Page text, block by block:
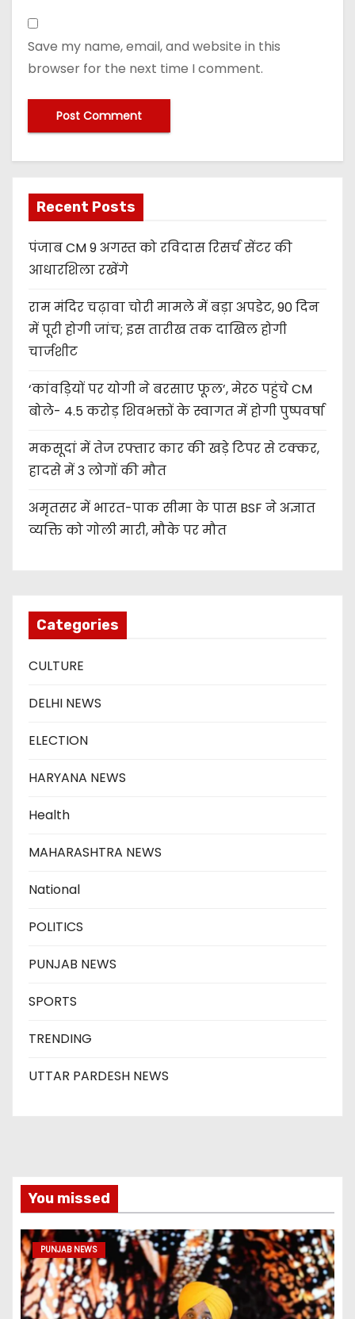
Save my name, email, and website in this
browser for the next time I comment.
Recent Posts
पंजाब CM 9 अगस्त को रविदास रिसर्च सेंटर की
आधारशिला रखेंगे
राम मंदिर चढ़ावा चोरी मामले में बड़ा अपडेट, 90 दिन
में पूरी होगी जांच; इस तारीख तक दाखिल होगी
चार्जशीट
‘कांवड़ियों पर योगी ने बरसाए फूल’, मेरठ पहुंचे CM
बोले- 4.5 करोड़ शिवभक्तों के स्वागत में होगी पुष्पवर्षा
मकसूदां में तेज रफ्तार कार की खड़े टिपर से टक्कर,
हादसे में 3 लोगों की मौत
अमृतसर में भारत-पाक सीमा के पास BSF ने अज्ञात
व्यक्ति को गोली मारी, मौके पर मौत
Categories
CULTURE
DELHI NEWS
ELECTION
HARYANA NEWS
Health
MAHARASHTRA NEWS
National
POLITICS
PUNJAB NEWS
SPORTS
TRENDING
UTTAR PARDESH NEWS
You missed
PUNJAB NEWS